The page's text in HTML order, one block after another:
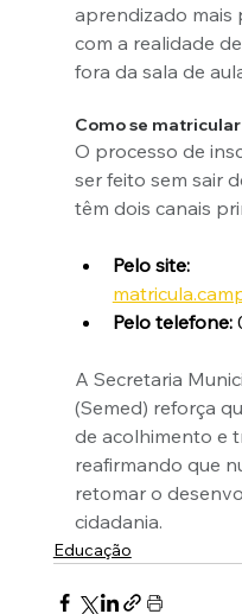
aprendizado mais
com a realidade
fora da sala de
Como se matricular
O processo de
ser feito sem sair
têm dois canais
Pelo site:
Pelo telefone:
A Secretaria
(Semed) reforça
de acolhimento e
reafirmando que
retomar o
cidadania.
Educação